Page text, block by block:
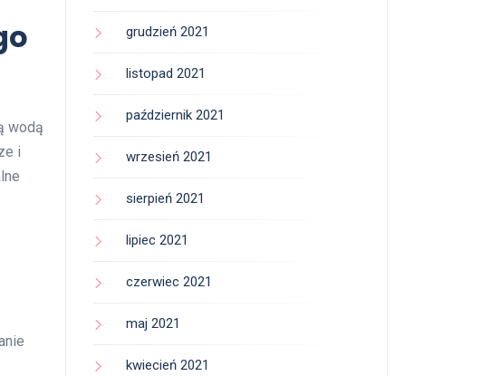
wodą
i
grudzień 2021
listopad 2021
październik 2021
wrzesień 2021
sierpień 2021
lipiec 2021
czerwiec 2021
maj 2021
kwiecień 2021